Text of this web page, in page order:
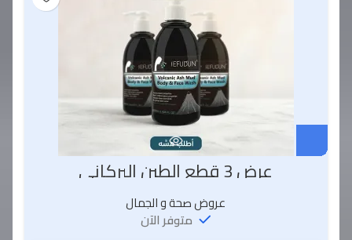
عرض 3 قطع الطين البركاني
عروض صحة و الجمال
متوفر الآن